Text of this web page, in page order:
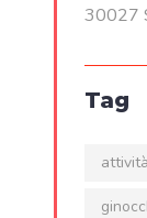
30027
Tag